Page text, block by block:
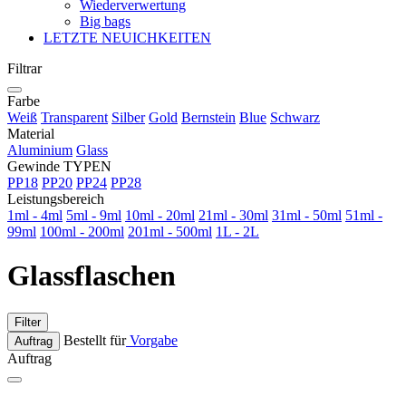
Wiederverwertung
Big bags
LETZTE NEUICHKEITEN
Filtrar
Farbe
Weiß Transparent Silber Gold Bernstein Blue Schwarz
Material
Aluminium Glass
Gewinde TYPEN
PP18 PP20 PP24 PP28
Leistungsbereich
1ml - 4ml 5ml - 9ml 10ml - 20ml 21ml - 30ml 31ml - 50ml 51ml -
99ml 100ml - 200ml 201ml - 500ml 1L - 2L
Glassflaschen
Filter
Auftrag
Bestellt fürVorgabe
Auftrag